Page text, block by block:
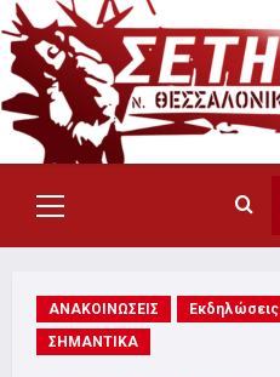
Skip
to
content
Primary
Menu
ΑΝΑΚΟΙΝΩΣΕΙΣ Εκδηλώσεις
ΣΗΜΑΝΤΙΚΑ